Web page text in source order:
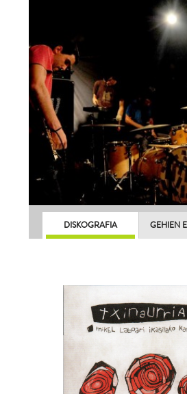
DISKOGRAFIA GEHIEN